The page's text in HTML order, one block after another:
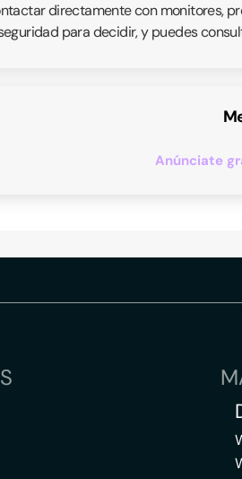
directamente con monitores,
para decidir, y puedes
Anúnciate